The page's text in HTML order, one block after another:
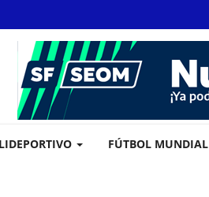
FÚTBOL MUNDIAL